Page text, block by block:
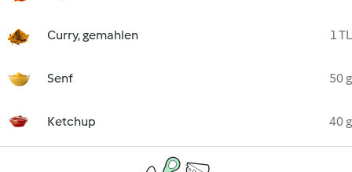
Curry, gemahlen 1 TL
Senf 50 g
Ketchup 40 g